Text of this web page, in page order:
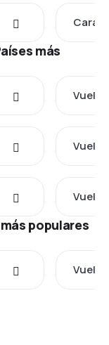
más
populares